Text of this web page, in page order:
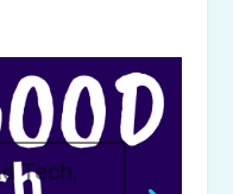
Tech,